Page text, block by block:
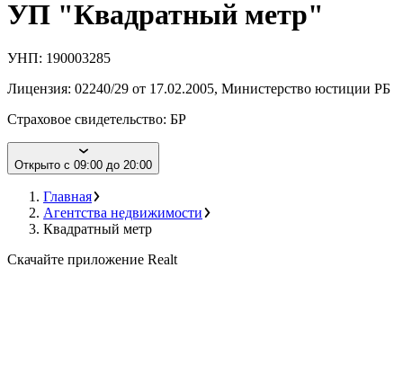
УП "Квадратный мeтр"
УНП: 190003285
Лицензия: 02240/29 от 17.02.2005, Министерство юстиции РБ
Страховое свидетельство: БР
Открыто с 09:00 до 20:00
Главная
Агентства недвижимости
Квадратный метр
Скачайте приложение Realt